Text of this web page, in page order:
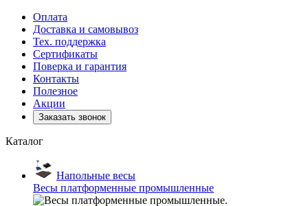
Оплата
Доставка и самовывоз
Тех. поддержка
Сертификаты
Поверка и гарантия
Контакты
Полезное
Акции
Заказать звонок
Каталог
Напольные весы
Весы платформенные промышленные